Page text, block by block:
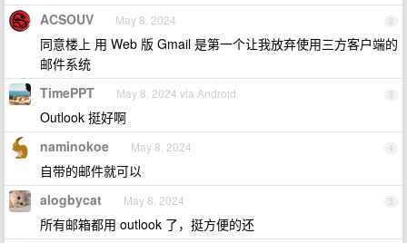
2
ACSOUV May 8, 2024
同意楼上 用 Web 版 Gmail 是第一个让我放弃使用三方客户端的
邮件系统
3
TimePPT May 8, 2024 via Android
Outlook 挺好啊
4
naminokoe May 8, 2024
自带的邮件就可以
5
alogbycat May 8, 2024
所有邮箱都用 outlook 了，挺方便的还